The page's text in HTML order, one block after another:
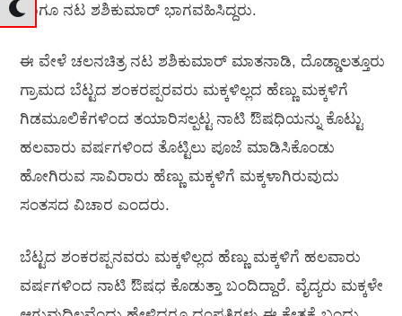
ಹಾಗೂ ನಟ ಶಶಿಕುಮಾರ್ ಭಾಗವಹಿಸಿದ್ದರು.
ಈ ವೇಳೆ ಚಲನಚಿತ್ರ ನಟ ಶಶಿಕುಮಾರ್ ಮಾತನಾಡಿ, ದೊಡ್ಡಾಲತ್ತೂರು
ಗ್ರಾಮದ ಬೆಟ್ಟದ ಶಂಕರಪ್ಪರವರು ಮಕ್ಕಳಿಲ್ಲದ ಹೆಣ್ಣು ಮಕ್ಕಳಿಗೆ
ಗಿಡಮೂಲಿಕೆಗಳಿಂದ ತಯಾರಿಸಲ್ಪಟ್ಟ ನಾಟಿ ಔಷಧಿಯನ್ನು ಕೊಟ್ಟು
ಹಲವಾರು ವರ್ಷಗಳಿಂದ ತೊಟ್ಟಿಲು ಪೂಜೆ ಮಾಡಿಸಿಕೊಂಡು
ಹೋಗಿರುವ ಸಾವಿರಾರು ಹೆಣ್ಣು ಮಕ್ಕಳಿಗೆ ಮಕ್ಕಳಾಗಿರುವುದು
ಸಂತಸದ ವಿಚಾರ ಎಂದರು.
ಬೆಟ್ಟದ ಶಂಕರಪ್ಪನವರು ಮಕ್ಕಳಿಲ್ಲದ ಹೆಣ್ಣು ಮಕ್ಕಳಿಗೆ ಹಲವಾರು
ವರ್ಷಗಳಿಂದ ನಾಟಿ ಔಷಧ ಕೊಡುತ್ತಾ ಬಂದಿದ್ದಾರೆ. ವೈದ್ಯರು ಮಕ್ಕಳೇ